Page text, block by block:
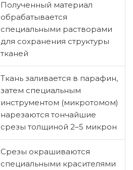
Полученный материал
обрабатывается
специальными растворами
для сохранения структуры
тканей
Ткань заливается в парафин,
затем специальным
инструментом (микротомом)
нарезаются тончайшие
срезы толщиной 2–5 микрон
Срезы окрашиваются
специальными красителями